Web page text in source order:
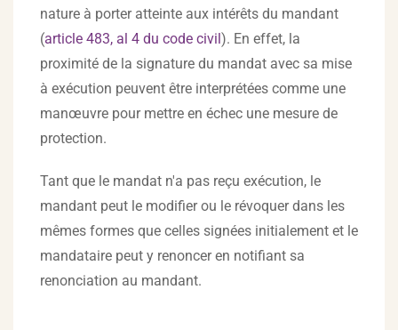
nature à porter atteinte aux intérêts du mandant
(article 483, al 4 du code civil). En effet, la
proximité de la signature du mandat avec sa mise
à exécution peuvent être interprétées comme une
manœuvre pour mettre en échec une mesure de
protection.
Tant que le mandat n'a pas reçu exécution, le
mandant peut le modifier ou le révoquer dans les
mêmes formes que celles signées initialement et le
mandataire peut y renoncer en notifiant sa
renonciation au mandant.